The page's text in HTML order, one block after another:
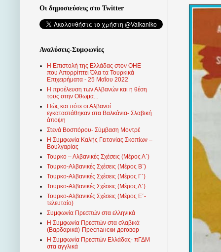
Οι δημοσιεύσεις στο Twitter
Αναλύσεις-Συμφωνίες
Η Επιστολή της Ελλάδας στον ΟΗΕ
που Απορρίπτει Όλα τα Τουρκικά
Επιχειρήματα - 25 Μαΐου 2022
Η προέλευση των Αλβανών και η θέση
τους στην Οθωμα...
Πώς και πότε οι Αλβανοί
εγκαταστάθηκαν στα Βαλκάνια- Σλαβική
άποψη
Στενά Βοσπόρου- Σύμβαση Μοντρέ
Η Συμφωνία Καλής Γειτονίας Σκοπίων –
Βουλγαρίας
Τουρκο – Αλβανικές Σχέσεις (Mέρος Α΄)
Τουρκο-Αλβανικές Σχέσεις (Μέρος Β΄)
Τουρκο-Αλβανικές Σχέσεις (Μέρος Γ΄)
Τουρκο-Αλβανικές Σχέσεις (Μέρος Δ΄)
Τουρκο-Αλβανικές Σχέσεις (Μέρος Ε΄-
τελευταίο)
Συμφωνία Πρεσπών στα ελληνικά
Η Συμφωνία Πρεσπών στα σλαβικά
(Βαρδαρικά)-Преспански договор
Η Συμφωνία Πρεσπών Ελλάδας- πΓΔΜ
στα αγγλικά